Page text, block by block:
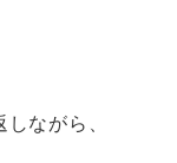
ながら、